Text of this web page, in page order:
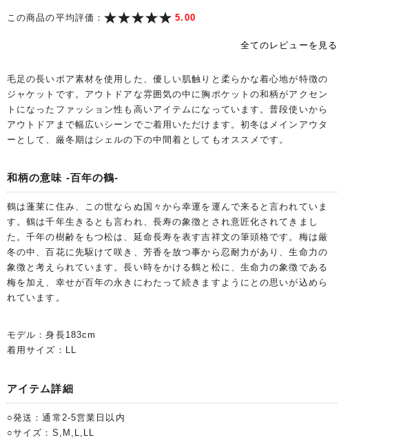
この商品の平均評価： 5.00
全てのレビューを見る
毛足の長いボア素材を使用した、優しい肌触りと柔らかな着心地が特徴の
ジャケットです。アウトドアな雰囲気の中に胸ポケットの和柄がアクセン
トになったファッション性も高いアイテムになっています。普段使いから
アウトドアまで幅広いシーンでご着用いただけます。初冬はメインアウタ
ーとして、厳冬期はシェルの下の中間着としてもオススメです。
和柄の意味 -百年の鶴-
鶴は蓬莱に住み、この世ならぬ国々から幸運を運んで来ると言われていま
す。鶴は千年生きるとも言われ、長寿の象徴とされ意匠化されてきまし
た。千年の樹齢をもつ松は、延命長寿を表す吉祥文の筆頭格です。梅は厳
冬の中、百花に先駆けて咲き、芳香を放つ事から忍耐力があり、生命力の
象徴と考えられています。長い時をかける鶴と松に、生命力の象徴である
梅を加え、幸せが百年の永きにわたって続きますようにとの思いが込めら
れています。
モデル：身長183cm
着用サイズ：LL
アイテム詳細
○発送：通常2-5営業日以内
○サイズ：S,M,L,LL